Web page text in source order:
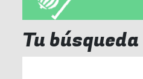
Tu búsqueda